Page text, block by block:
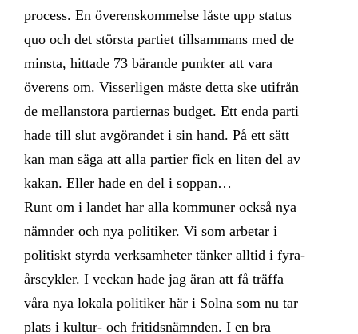
process. En överenskommelse låste upp status
quo och det största partiet tillsammans med de
minsta, hittade 73 bärande punkter att vara
överens om. Visserligen måste detta ske utifrån
de mellanstora partiernas budget. Ett enda parti
hade till slut avgörandet i sin hand. På ett sätt
kan man säga att alla partier fick en liten del av
kakan. Eller hade en del i soppan…
Runt om i landet har alla kommuner också nya
nämnder och nya politiker. Vi som arbetar i
politiskt styrda verksamheter tänker alltid i fyra-
årscykler. I veckan hade jag äran att få träffa
våra nya lokala politiker här i Solna som nu tar
plats i kultur- och fritidsnämnden. I en bra